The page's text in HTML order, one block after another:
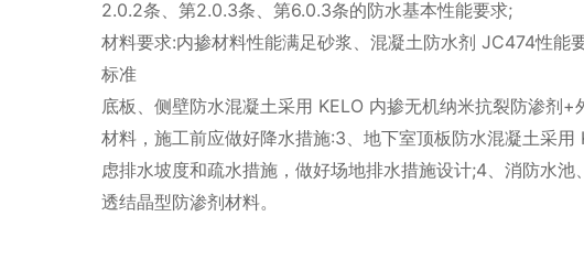
2.0.2条、第2.0.3条、第6.0.3条的防水基本性能要求;
材料要求:内掺材料性能满足砂浆、混凝土防水剂 JC474性
标准
底板、侧壁防水混凝土采用 KELO 内掺无机纳米抗裂防渗剂
材料，施工前应做好降水措施:3、地下室顶板防水混凝土采
虑排水坡度和疏水措施，做好场地排水措施设计;4、消防水
透结晶型防渗剂材料。